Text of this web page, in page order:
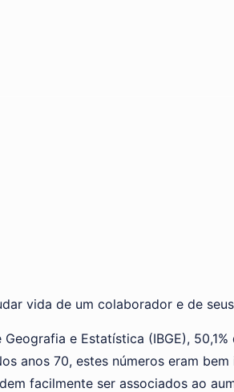
vida de um colaborador e de
e Estatística (IBGE),
anos 70, estes números eram
facilmente ser associados ao